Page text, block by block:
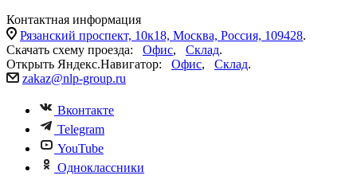
Контактная информация
Рязанский проспект, 10к18, Москва, Россия, 109428.
Скачать схему проезда: Офис, Склад.
Открыть Яндекс.Навигатор: Офис, Склад.
zakaz@nlp-group.ru
Вконтакте
Telegram
YouTube
Одноклассники